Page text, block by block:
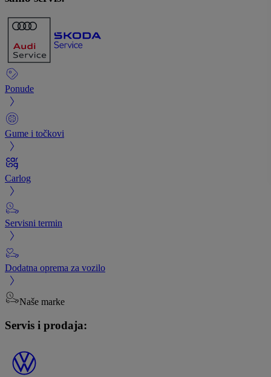
Ponude
Gume i točkovi
Carlog
Servisni termin
Dodatna oprema za vozilo
Naše marke
Servis i prodaja: